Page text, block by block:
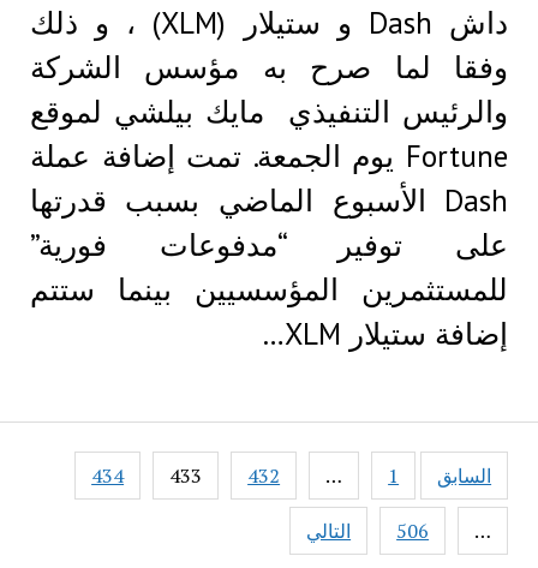
داش Dash و ستيلار (XLM) ، و ذلك
وفقا لما صرح به مؤسس الشركة
والرئيس التنفيذي مايك بيلشي لموقع
Fortune يوم الجمعة. تمت إضافة عملة
Dash الأسبوع الماضي بسبب قدرتها
على توفير “مدفوعات فورية”
للمستثمرين المؤسسيين بينما ستتم
إضافة ستيلار XLM…
Posts
pagination
السابق 1
…
432
433
434
…
506 التالي